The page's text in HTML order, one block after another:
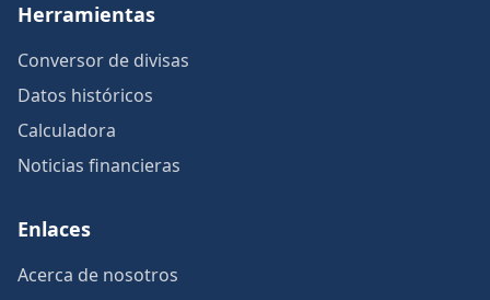
Herramientas
Conversor de divisas
Datos históricos
Calculadora
Noticias financieras
Enlaces
Acerca de nosotros